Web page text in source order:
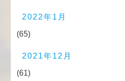
2022年1月
(65)
2021年12月
(61)